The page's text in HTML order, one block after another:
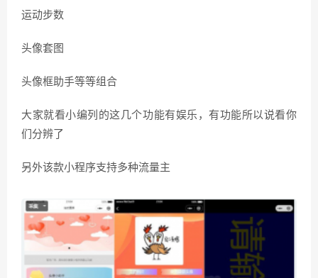
运动步数
头像套图
头像框助手等等组合
大家就看小编列的这几个功能有娱乐，有功能所以说看你
们分辨了
另外该款小程序支持多种流量主